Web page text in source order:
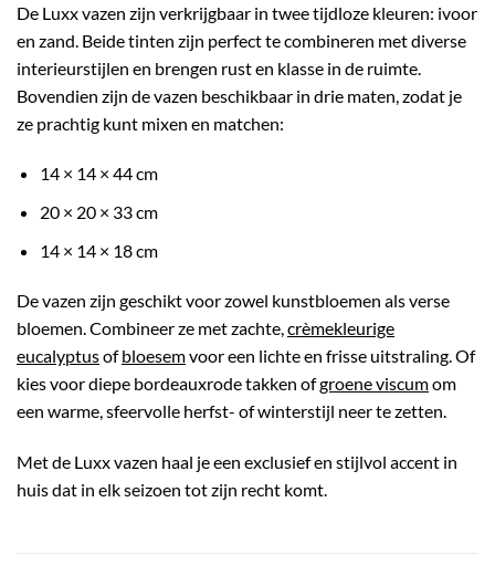
De Luxx vazen zijn verkrijgbaar in twee tijdloze kleuren: ivoor
en zand. Beide tinten zijn perfect te combineren met diverse
interieurstijlen en brengen rust en klasse in de ruimte.
Bovendien zijn de vazen beschikbaar in drie maten, zodat je
ze prachtig kunt mixen en matchen:
14 × 14 × 44 cm
20 × 20 × 33 cm
14 × 14 × 18 cm
De vazen zijn geschikt voor zowel kunstbloemen als verse
bloemen. Combineer ze met zachte,crèmekleurige
eucalyptusofbloesemvoor een lichte en frisse uitstraling. Of
kies voor diepe bordeauxrodetakken ofgroene viscumom
een warme, sfeervolle herfst- of winterstijl neer te zetten.
Met de Luxx vazen haal je een exclusief en stijlvol accent in
huis dat in elk seizoen tot zijn recht komt.